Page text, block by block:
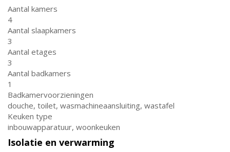
Aantal kamers
4
Aantal slaapkamers
3
Aantal etages
3
Aantal badkamers
1
Badkamervoorzieningen
douche, toilet, wasmachineaansluiting, wastafel
Keuken type
inbouwapparatuur, woonkeuken
Isolatie en verwarming